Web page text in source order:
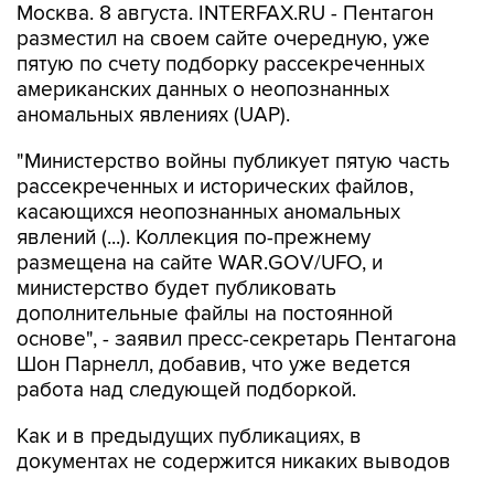
Москва. 8 августа. INTERFAX.RU - Пентагон
разместил на своем сайте очередную, уже
пятую по счету подборку рассекреченных
американских данных о неопознанных
аномальных явлениях (UAP).
"Министерство войны публикует пятую часть
рассекреченных и исторических файлов,
касающихся неопознанных аномальных
явлений (...). Коллекция по-прежнему
размещена на сайте WAR.GOV/UFO, и
министерство будет публиковать
дополнительные файлы на постоянной
основе", - заявил пресс-секретарь Пентагона
Шон Парнелл, добавив, что уже ведется
работа над следующей подборкой.
Как и в предыдущих публикациях, в
документах не содержится никаких выводов